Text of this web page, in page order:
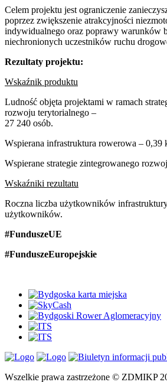
Celem projektu jest ograniczenie
poprzez zwiększenie atrakcyjności
indywidualnego oraz poprawy warunków
niechronionych uczestników ruchu
Rezultaty projektu:
Wskaźnik produktu
Ludność objęta projektami w ramach
rozwoju terytorialnego –
27 240 osób.
Wspierana infrastruktura rowerowa – 0,39
Wspierane strategie zintegrowanego
Wskaźniki rezultatu
Roczna liczba użytkowników
użytkowników.
#FunduszeUE
#FunduszeEuropejskie
Wszelkie prawa zastrzeżone © ZDMIKP